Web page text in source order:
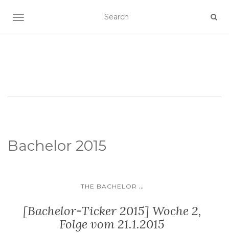
SCHALTE NAVIGATION
Bachelor 2015
THE BACHELOR ...
[Bachelor-Ticker 2015] Woche 2,
Folge vom 21.1.2015